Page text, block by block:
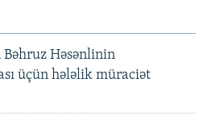
Bəhruz Həsənlinin
üçün hələlik müraciət